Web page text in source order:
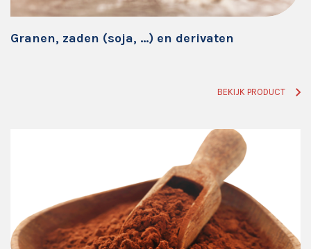
Granen, zaden (soja, …) en derivaten
BEKIJK PRODUCT